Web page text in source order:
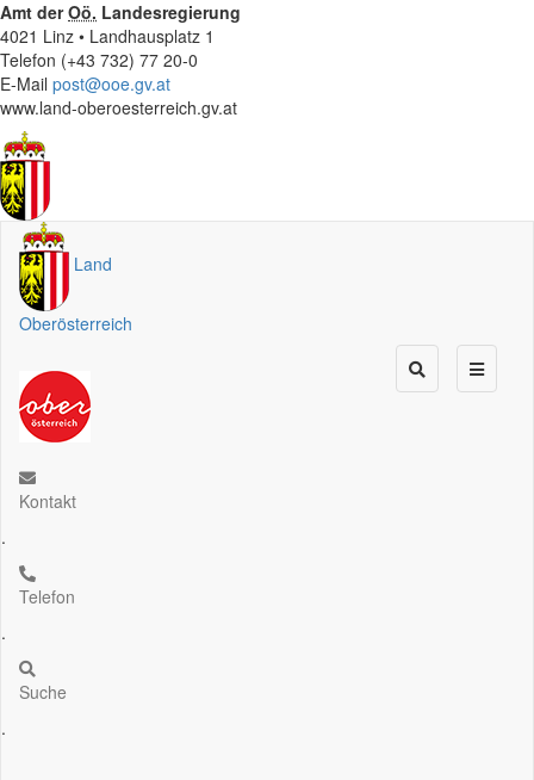
Amt derOö. Landesregierung
4021 Linz • Landhausplatz 1
Telefon (+43 732) 77 20-0
E-Mail post@ooe.gv.at
www.land-oberoesterreich.gv.at
Land
Oberösterreich
Kontakt
.
Telefon
.
Suche
.